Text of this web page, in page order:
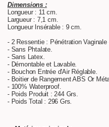
Dimensions :
Longueur : 11 cm.
Largueur : 7,1 cm.
Longueur Insérable : 9 cm.
- 2 Ressentie : Pénétration Vaginale
- Sans Phtalate.
- Sans Latex.
- Démontable et Lavable.
- Bouchon Entrée d'Air Réglable.
- Boitier de Rangement ABS Or
- 100% Waterproof.
- Poids Produit : 244 Grs.
- Poids Total : 296 Grs.